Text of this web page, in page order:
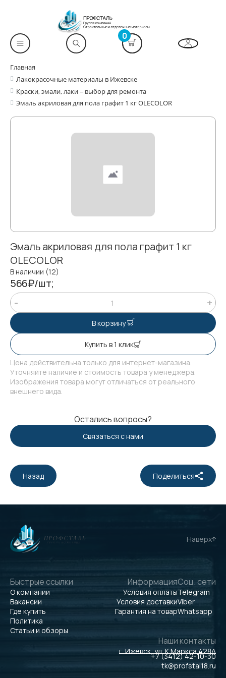
0
Главная
Лакокрасочные материалы в Ижевске
Краски, эмали, лаки – выбор для ремонта
Эмаль акриловая для пола графит 1 кг OLECOLOR
Эмаль акриловая для пола графит 1 кг
OLECOLOR
В наличии (12)
566₽/шт;
В корзину
Купить в 1 клик
Цена действительна только для интернет-магазина.
Уточняйте наличие и стоимость товара у менеджера.
Изображения товара могут отличаться от реального
внешнего вида.
Остались вопросы?
Связаться с нами
Назад Поделиться
Наверх
Быстрые ссылки
О компании
Вакансии
Где купить
Политика
Статьи и обзоры
Информация
Условия оплаты
Условия доставки
Гарантия на товар
Соц. сети
Telegram
Viber
Whatsapp
Наши контакты
г. Ижевск, ул. К.Маркса 428А
+7 (3412) 42-10-30
tk@profstal18.ru